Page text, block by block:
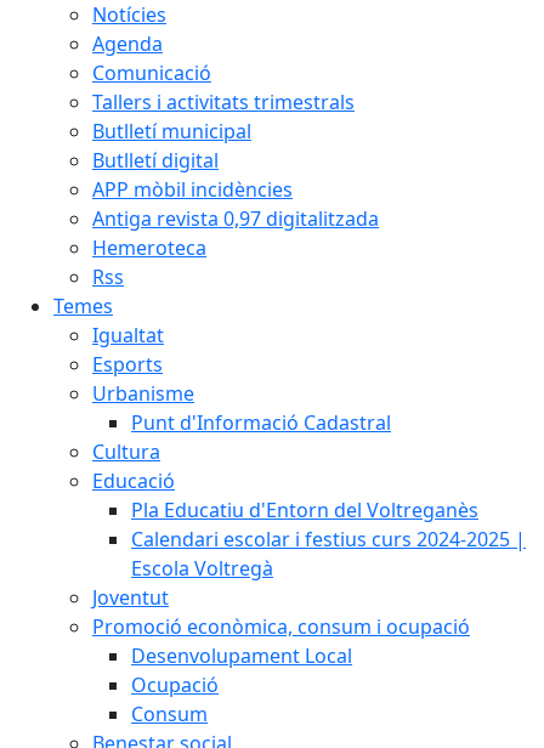
Notícies
Agenda
Comunicació
Tallers i activitats trimestrals
Butlletí municipal
Butlletí digital
APP mòbil incidències
Antiga revista 0,97 digitalitzada
Hemeroteca
Rss
Temes
Igualtat
Esports
Urbanisme
Punt d'Informació Cadastral
Cultura
Educació
Pla Educatiu d'Entorn del Voltreganès
Calendari escolar i festius curs 2024-2025 |
Escola Voltregà
Joventut
Promoció econòmica, consum i ocupació
Desenvolupament Local
Ocupació
Consum